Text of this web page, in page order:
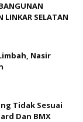
LINKAR SELATAN
Nasir
Tidak Sesuai
Dan BMX